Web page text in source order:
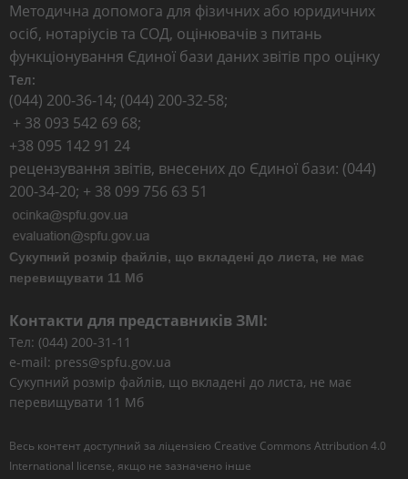
Методична допомога для фізичних або юридичних
осіб, нотаріусів та СОД, оцінювачів з питань
функціонування Єдиної бази даних звітів про оцінку
Тел:
(044) 200-36-14; (044) 200-32-58;
+ 38 093 542 69 68;
+38 095 142 91 24
рецензування звітів, внесених до Єдиної бази: (044)
200-34-20; + 38 099 756 63 51
Сукупний розмір файлів, що вкладені до листа, не має
перевищувати 11 Мб
Контакти для представників ЗМІ:
Тел: (044) 200-31-11
e-mail: press@spfu.gov.ua
Сукупний розмір файлів, що вкладені до листа, не має
перевищувати 11 Мб
Весь контент доступний за ліцензією Creative Commons Attribution 4.0
International license, якщо не зазначено інше